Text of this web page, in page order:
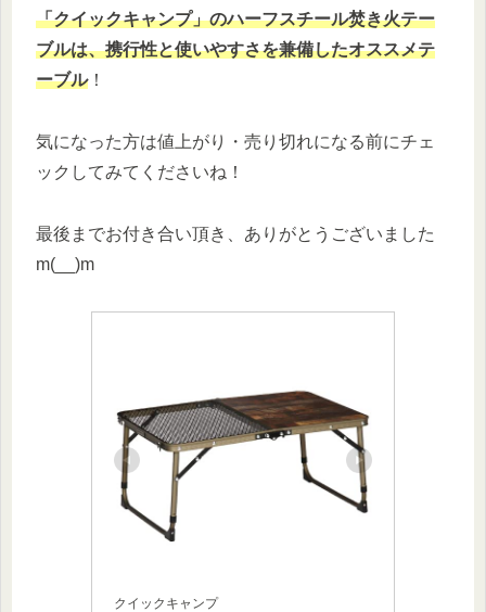
「クイックキャンプ」のハーフスチール焚き火テー
ブルは、携行性と使いやすさを兼備したオススメテ
ーブル！
気になった方は値上がり・売り切れになる前にチェ
ックしてみてくださいね！
最後までお付き合い頂き、ありがとうございました
m(__)m
クイックキャンプ